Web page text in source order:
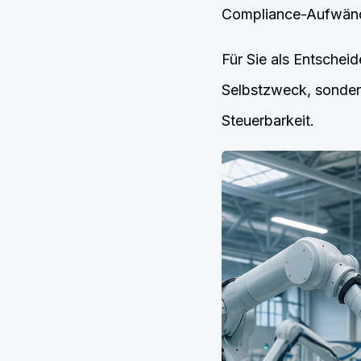
Compliance-
Für Sie als
Selbstzweck,
Steuerbarkeit.